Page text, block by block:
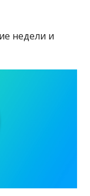
недели и